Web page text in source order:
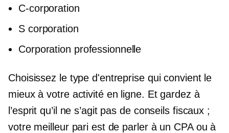
C-corporation
S corporation
Corporation professionnelle
Choisissez le type d'entreprise qui convient le
mieux à votre activité en ligne. Et gardez à
l’esprit qu’il ne s’agit pas de conseils fiscaux ;
votre meilleur pari est de parler à un CPA ou à